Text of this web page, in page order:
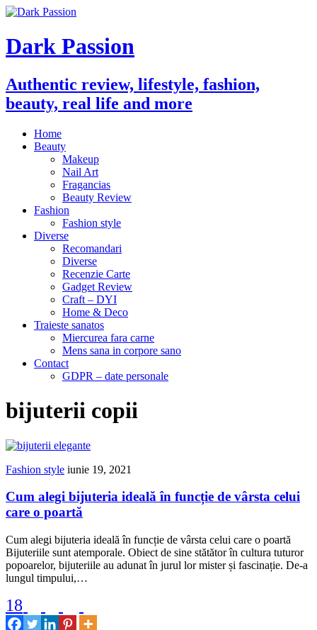
Dark Passion
Authentic review, lifestyle, fashion,
beauty, real life and more
Home
Beauty
Makeup
Nail Art
Fragancias
Beauty Review
Fashion
Fashion style
Diverse
Recomandari
Diverse
Recenzie Carte
Gadget Review
Craft – DYI
Home & Deco
Traieste sanatos
Miercurea fara carne
Mens sana in corpore sano
Contact
GDPR – date personale
bijuterii copii
Fashion style iunie 19, 2021
Cum alegi bijuteria ideală în funcție de vârsta celui
care o poartă
Cum alegi bijuteria ideală în funcție de vârsta celui care o poartă
Bijuteriile sunt atemporale. Obiect de sine stătător în cultura tuturor
popoarelor, bijuteriile au adunat în jurul lor mister și fascinație. De-a
lungul timpului,…
18